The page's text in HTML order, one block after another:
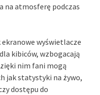
na atmosferę podczas
wyświetlacze
kibiców, wzbogacają
nim fani mogą
jak statystyki na żywo,
dostępu do